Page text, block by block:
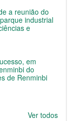
a reunião do
industrial
e
em
do
de Renminbi
Ver todos